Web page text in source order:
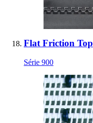
Flat Friction Top
Série 900